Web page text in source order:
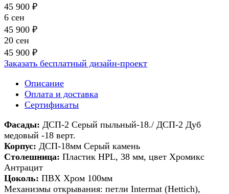
45 900 ₽
6 сен
45 900 ₽
20 сен
45 900 ₽
Заказать бесплатный дизайн-проект
Описание
Оплата и доставка
Сертификаты
Фасады: ДСП-2 Серый пыльный-18./ ДСП-2 Дуб
медовый -18 верт.
Корпус: ДСП-18мм Серый камень
Столешница: Пластик HPL, 38 мм, цвет Хромикс
Антрацит
Цоколь: ПВХ Хром 100мм
Механизмы открывания: петли Intermat (Hettich),